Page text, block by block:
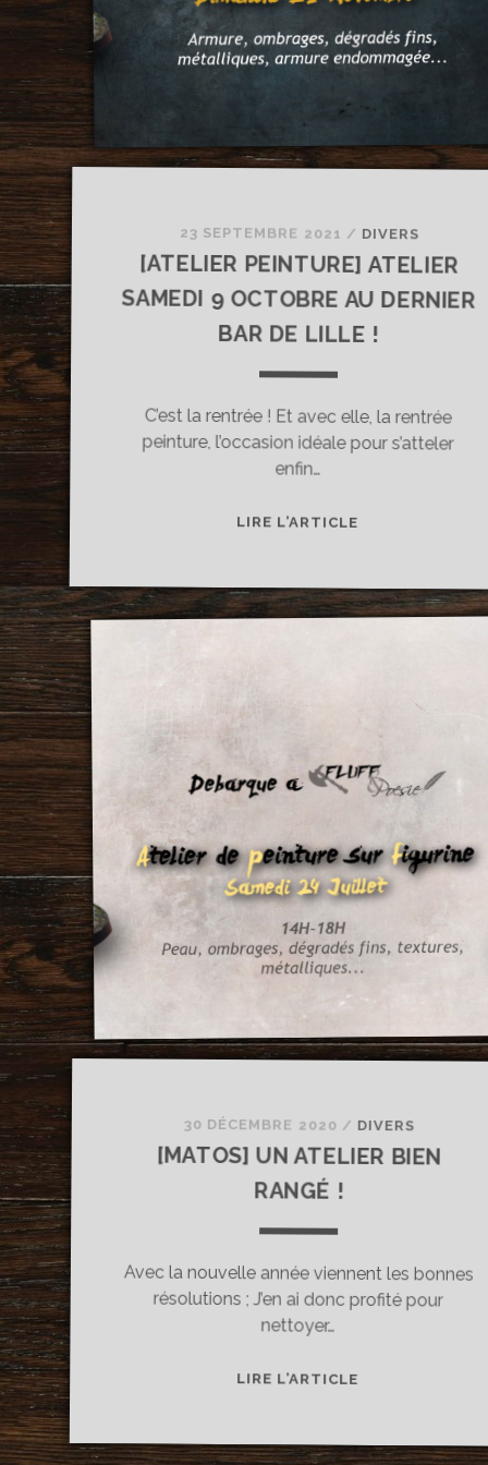
23 SEPTEMBRE 2021 / DIVERS
[ATELIER PEINTURE] ATELIER
SAMEDI 9 OCTOBRE AU DERNIER
BAR DE LILLE !
C’est la rentrée ! Et avec elle, la rentrée
peinture, l’occasion idéale pour s’atteler
enfin…
LIRE L’ARTICLE[ATELIER
SAMEDI
DERNIER
LILLE
30 DÉCEMBRE 2020 / DIVERS
[MATOS] UN ATELIER BIEN
RANGÉ !
Avec la nouvelle année viennent les bonnes
résolutions ; J’en ai donc profité pour
nettoyer…
LIRE L’ARTICLE[MATOS]
BIEN